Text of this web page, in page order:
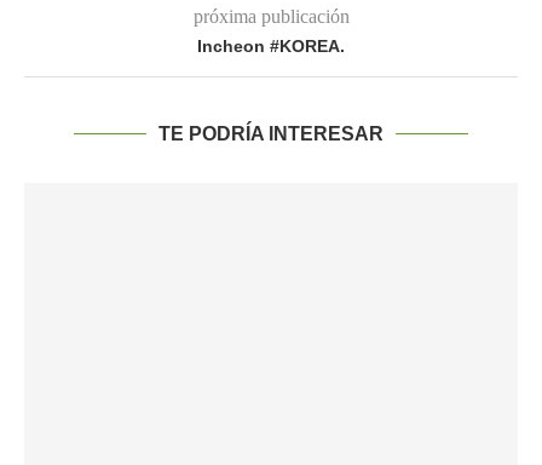
próxima publicación
Incheon #KOREA.
TE PODRÍA INTERESAR